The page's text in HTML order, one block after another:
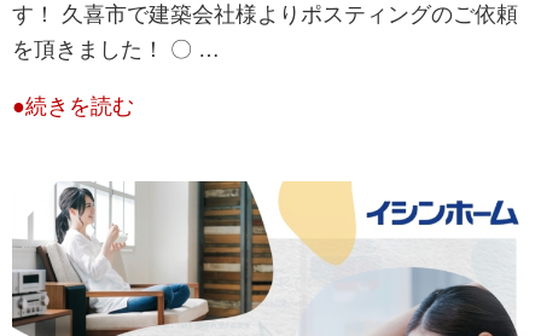
す！ 久喜市で建築会社様よりポスティングのご依頼
を頂きました！ 〇 …
●続きを読む